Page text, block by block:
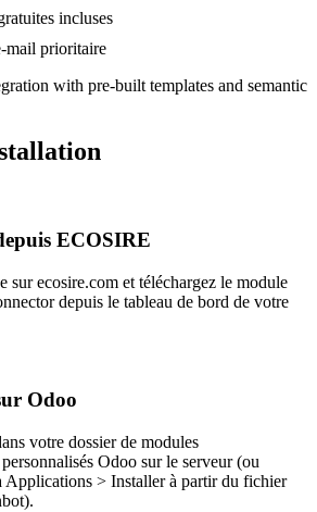
incluses
mail prioritaire
with pre-built templates and semantic
ECOSIRE
sur ecosire.com et téléchargez le module
depuis le tableau de bord de votre
Odoo
votre dossier de modules
Odoo sur le serveur (ou
Applications > Installer à partir du fichier